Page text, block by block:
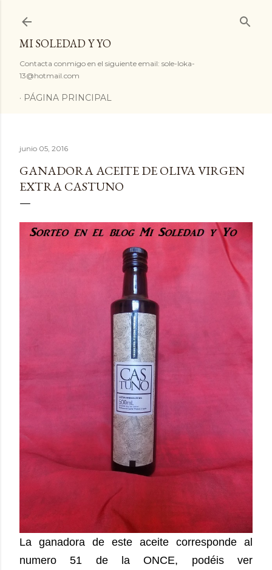
MI SOLEDAD Y YO
Contacta conmigo en el siguiente email: sole-loka-
13@hotmail.com
PÁGINA PRINCIPAL
junio 05, 2016
GANADORA ACEITE DE OLIVA VIRGEN
EXTRA CASTUNO
La ganadora de este aceite corresponde al
numero 51 de la ONCE, podéis ver